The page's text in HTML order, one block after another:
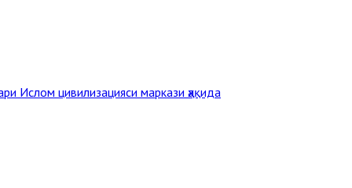
Ислом цивилизацияси маркази ҳақида